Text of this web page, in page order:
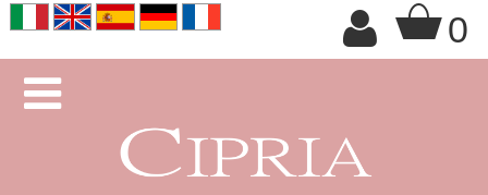
+0

